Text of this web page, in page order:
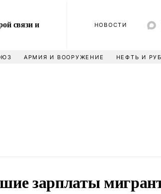
связи и
НОВОСТИ
АРМИЯ И ВООРУЖЕНИЕ НЕФТЬ И
зарплаты